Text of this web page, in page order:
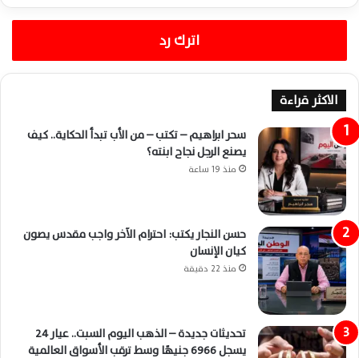
اترك رد
الاكثر قراءة
سحر ابراهيم – تكتب – من الأب تبدأ الحكاية.. كيف
يصنع الرجل نجاح ابنته؟
منذ 19 ساعة
حسن النجار يكتب: احترام الآخر واجب مقدس يصون
كيان الإنسان
منذ 22 دقيقة
تحديثات جديدة – الذهب اليوم السبت.. عيار 24
يسجل 6966 جنيهًا وسط ترقب الأسواق العالمية